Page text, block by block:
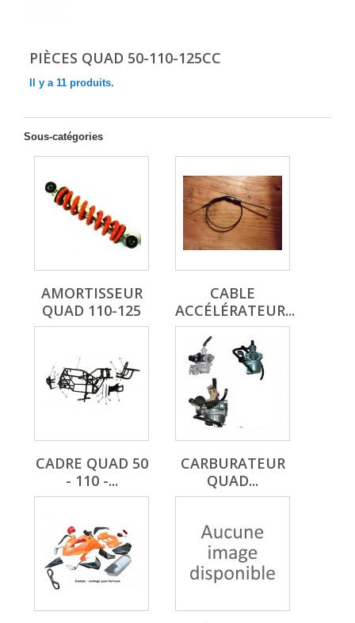
PIÈCES QUAD 50-110-125CC
Il y a 11 produits.
Sous-catégories
AMORTISSEUR
QUAD 110-125
CABLE
ACCÉLÉRATEUR...
CADRE QUAD 50
- 110 -...
CARBURATEUR
QUAD...